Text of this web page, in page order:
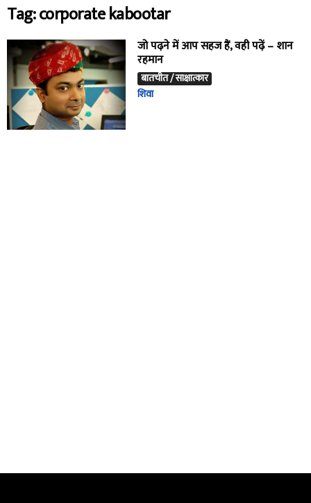
Tag: corporate kabootar
जो पढ़ने में आप सहज हैं, वही पढ़ें – शान
रहमान
बातचीत / साक्षात्कार
शिवा